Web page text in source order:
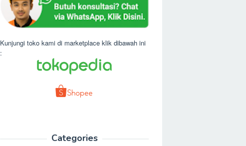
Kunjungi toko kami di marketplace klik dibawah ini
:
Categories